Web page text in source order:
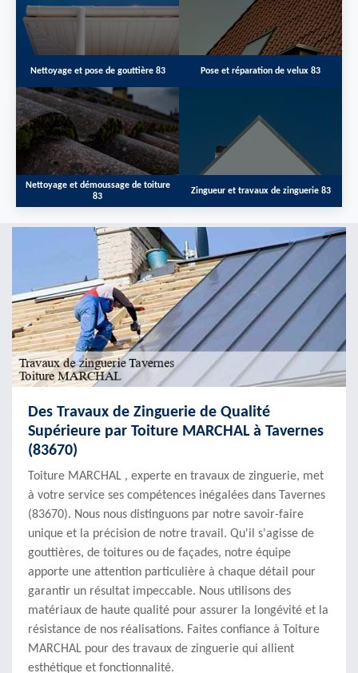
Nettoyage et pose de gouttière 83 Pose et réparation de velux 83
Nettoyage et démoussage de toiture
83
Zingueur et travaux de zinguerie 83
Des Travaux de Zinguerie de Qualité
Supérieure par Toiture MARCHAL à Tavernes
(83670)
Toiture MARCHAL , experte en travaux de zinguerie, met
à votre service ses compétences inégalées dans Tavernes
(83670). Nous nous distinguons par notre savoir-faire
unique et la précision de notre travail. Qu'il s'agisse de
gouttières, de toitures ou de façades, notre équipe
apporte une attention particulière à chaque détail pour
garantir un résultat impeccable. Nous utilisons des
matériaux de haute qualité pour assurer la longévité et la
résistance de nos réalisations. Faites confiance à Toiture
MARCHAL pour des travaux de zinguerie qui allient
esthétique et fonctionnalité.